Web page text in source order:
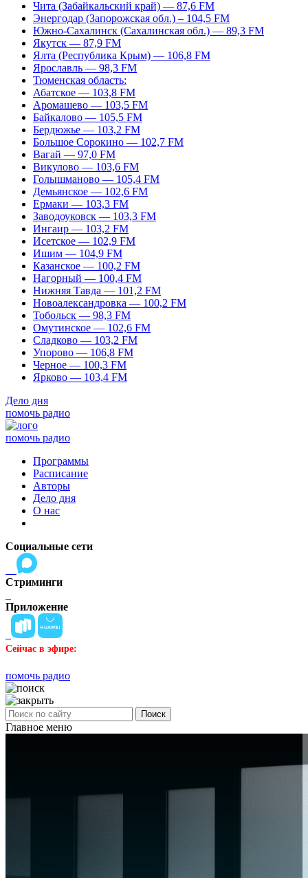
Чита (Забайкальский край) — 87,6 FM
Энергодар (Запорожская обл.) – 104,5 FM
Южно-Сахалинск (Сахалинская обл.) — 89,3 FM
Якутск — 87,9 FM
Ялта (Республика Крым) — 106,8 FM
Ярославль — 98,3 FM
Тюменская область:
Абатское — 103,8 FM
Аромашево — 103,5 FM
Байкалово — 105,5 FM
Бердюжье — 103,2 FM
Большое Сорокино — 102,7 FM
Вагай — 97,0 FM
Викулово — 103,6 FM
Голышманово — 105,4 FM
Демьянское — 102,6 FM
Ермаки — 103,3 FM
Заводоуковск — 103,3 FM
Ингаир — 103,2 FM
Исетское — 102,9 FM
Ишим — 104,9 FM
Казанское — 100,2 FM
Нагорный — 100,4 FM
Нижняя Тавда — 101,2 FM
Новоалександровка — 100,2 FM
Тобольск — 98,3 FM
Омутинское — 102,6 FM
Сладково — 103,2 FM
Упорово — 106,8 FM
Черное — 100,3 FM
Ярково — 103,4 FM
Дело дня
помочь радио
помочь радио
Программы
Расписание
Авторы
Дело дня
О нас
Социальные сети
Стриминги
Приложение
Сейчас в эфире:
помочь радио
Поиск
Главное меню